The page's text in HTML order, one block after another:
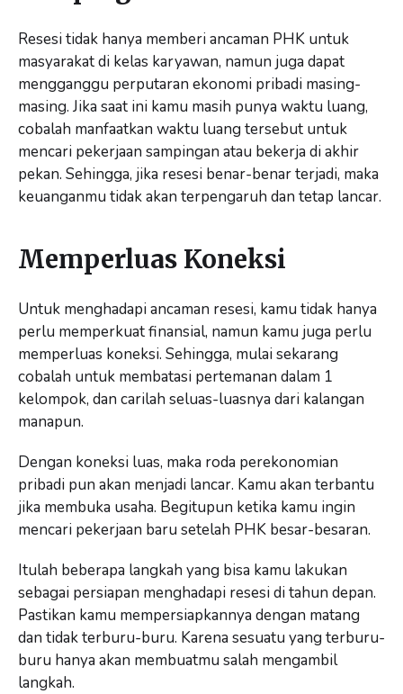
Resesi tidak hanya memberi ancaman PHK untuk
masyarakat di kelas karyawan, namun juga dapat
mengganggu perputaran ekonomi pribadi masing-
masing. Jika saat ini kamu masih punya waktu luang,
cobalah manfaatkan waktu luang tersebut untuk
mencari pekerjaan sampingan atau bekerja di akhir
pekan. Sehingga, jika resesi benar-benar terjadi, maka
keuanganmu tidak akan terpengaruh dan tetap lancar.
Memperluas Koneksi
Untuk menghadapi ancaman resesi, kamu tidak hanya
perlu memperkuat finansial, namun kamu juga perlu
memperluas koneksi. Sehingga, mulai sekarang
cobalah untuk membatasi pertemanan dalam 1
kelompok, dan carilah seluas-luasnya dari kalangan
manapun.
Dengan koneksi luas, maka roda perekonomian
pribadi pun akan menjadi lancar. Kamu akan terbantu
jika membuka usaha. Begitupun ketika kamu ingin
mencari pekerjaan baru setelah PHK besar-besaran.
Itulah beberapa langkah yang bisa kamu lakukan
sebagai persiapan menghadapi resesi di tahun depan.
Pastikan kamu mempersiapkannya dengan matang
dan tidak terburu-buru. Karena sesuatu yang terburu-
buru hanya akan membuatmu salah mengambil
langkah.